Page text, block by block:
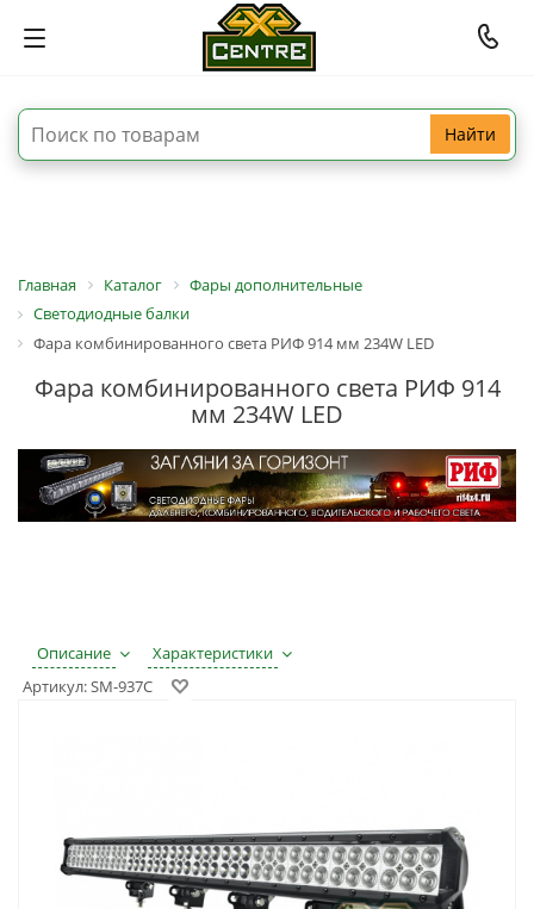
Найти
Главная Каталог
Фары дополнительные
Светодиодные балки
Фара комбинированного света РИФ 914 мм 234W LED
Фара комбинированного света РИФ 914
мм 234W LED
Описание
Характеристики
Артикул:SM-937C